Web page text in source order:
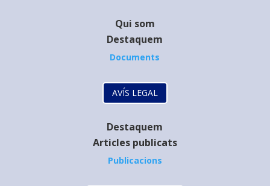
Qui som
Destaquem
Documents
AVÍS LEGAL
Destaquem
Articles publicats
Publicacions